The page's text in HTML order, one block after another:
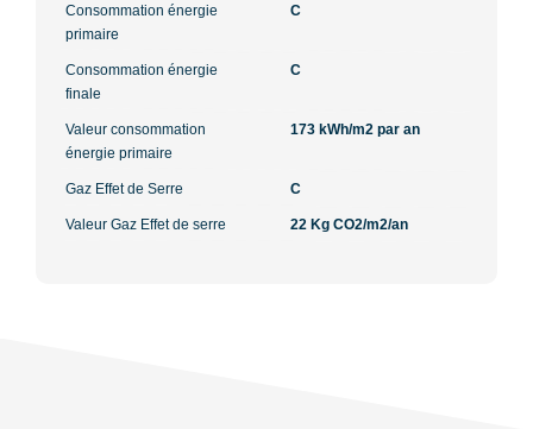
Consommation énergie
primaire
C
Consommation énergie
finale
C
Valeur consommation
énergie primaire
173 kWh/m2 par an
Gaz Effet de Serre C
Valeur Gaz Effet de serre 22 Kg CO2/m2/an